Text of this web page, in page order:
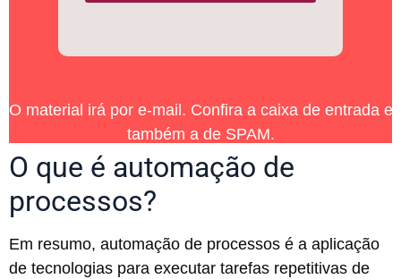
O material irá por e-mail. Confira a caixa de entrada e
também a de SPAM.
O que é automação de
processos?
Em resumo, automação de processos é a aplicação
de tecnologias para executar tarefas repetitivas de